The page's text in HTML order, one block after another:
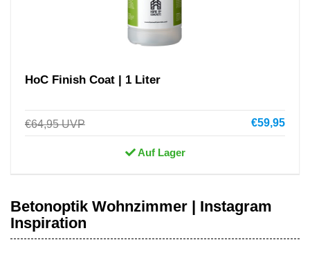
HoC Finish Coat | 1 Liter
€64,95UVP €59,95
Auf Lager
Betonoptik Wohnzimmer | Instagram
Inspiration